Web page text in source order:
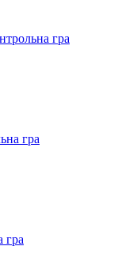
гра
гра
гра